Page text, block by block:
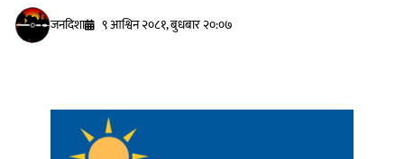
जनदिशा
९ आश्विन २०८१, बुधबार २०:०७